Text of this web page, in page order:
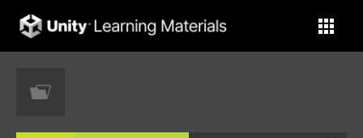
Unity Learning Materials